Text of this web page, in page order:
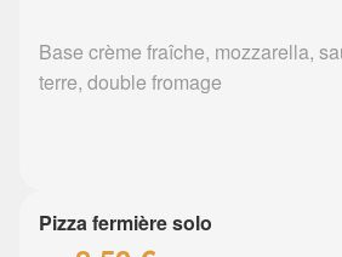
Base crème fraîche, mozzarella,
terre, double fromage
Pizza fermière solo